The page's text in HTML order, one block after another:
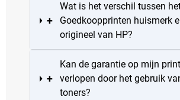
+
Wat is het verschil tussen
Goedkoopprinten huismerk
origineel van HP?
+
Kan de garantie op mijn
verlopen door het gebruik
toners?